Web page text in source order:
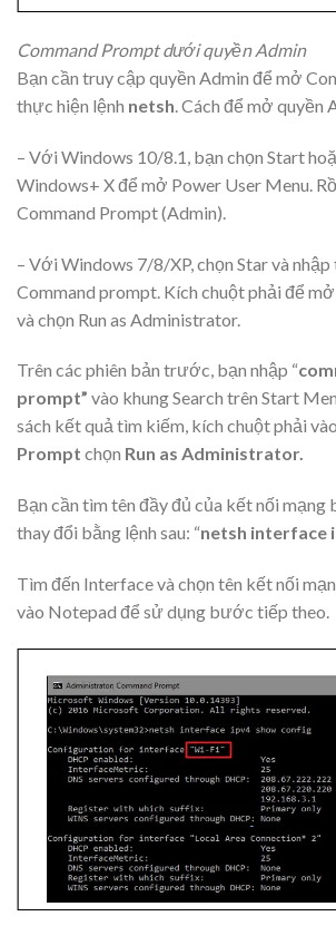
Command Prompt dưới quyền Admin
Bạn cần truy cập quyền Admin để mở
thực hiện lệnh netsh. Cách để mở quyền
– Với Windows 10/8.1, bạn chọn Start
Windows+ X để mở Power User Menu.
Command Prompt (Admin).
– Với Windows 7/8/XP, chọn Star và
Command prompt. Kích chuột phải để
và chọn Run as Administrator.
Trên các phiên bản trước, bạn nhập “
prompt” vào khung Search trên Start
sách kết quả tìm kiếm, kích chuột phải vào
Prompt chọn Run as Administrator.
Bạn cần tìm tên đầy đủ của kết nối mạng
thay đổi bằng lệnh sau: “netsh interface
Tìm đến Interface và chọn tên kết nối
vào Notepad để sử dụng bước tiếp theo.